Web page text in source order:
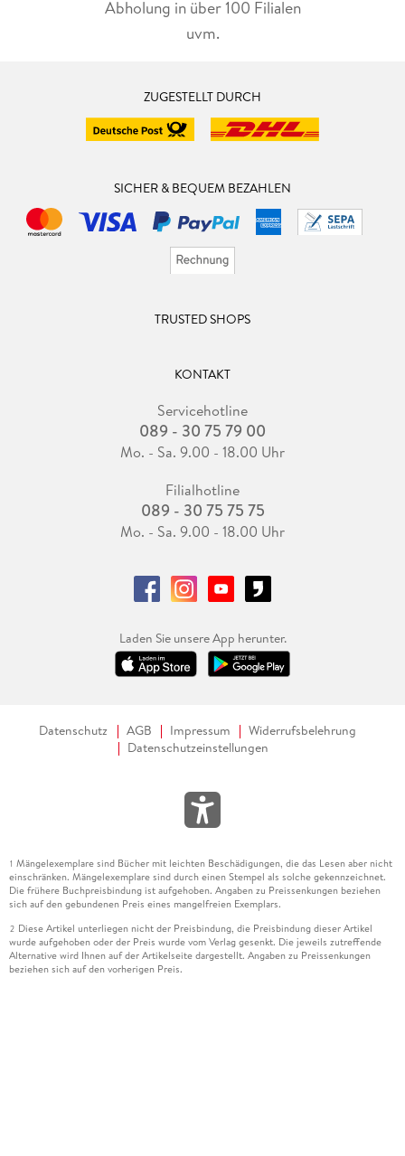
Abholung in über 100 Filialen
uvm.
ZUGESTELLT DURCH
SICHER & BEQUEM BEZAHLEN
TRUSTED SHOPS
KONTAKT
Servicehotline
089 - 30 75 79 00
Mo. - Sa. 9.00 - 18.00 Uhr
Filialhotline
089 - 30 75 75 75
Mo. - Sa. 9.00 - 18.00 Uhr
Laden Sie unsere App herunter.
Datenschutz AGB Impressum
Widerrufsbelehrung
Datenschutzeinstellungen
1 Mängelexemplare sind Bücher mit leichten Beschädigungen, die das Lesen aber nicht
einschränken. Mängelexemplare sind durch einen Stempel als solche gekennzeichnet.
Die frühere Buchpreisbindung ist aufgehoben. Angaben zu Preissenkungen beziehen
sich auf den gebundenen Preis eines mangelfreien Exemplars.
2 Diese Artikel unterliegen nicht der Preisbindung, die Preisbindung dieser Artikel
wurde aufgehoben oder der Preis wurde vom Verlag gesenkt. Die jeweils zutreffende
Alternative wird Ihnen auf der Artikelseite dargestellt. Angaben zu Preissenkungen
beziehen sich auf den vorherigen Preis.